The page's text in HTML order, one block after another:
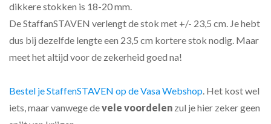
dikkere stokken is 18-20 mm.
De StaffanSTAVEN verlengt de stok met +/- 23,5 cm. Je hebt
dus bij dezelfde lengte een 23,5 cm kortere stok nodig. Maar
meet het altijd voor de zekerheid goed na!
Bestel je StaffenSTAVEN op de Vasa Webshop. Het kost wel
iets, maar vanwege devele voordelen zul je hier zeker geen